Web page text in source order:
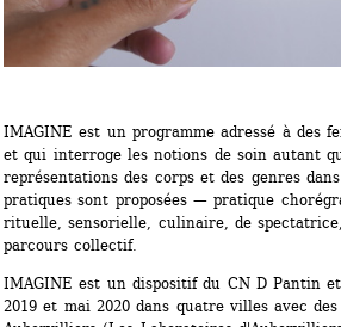
IMAGINE est un programme adressé à des
et qui interroge les notions de soin autant
représentations des corps et des genres
pratiques sont proposées — pratique
rituelle, sensorielle, culinaire, de
parcours collectif.
IMAGINE est un dispositif du CN D Pantin
2019 et mai 2020 dans quatre villes avec